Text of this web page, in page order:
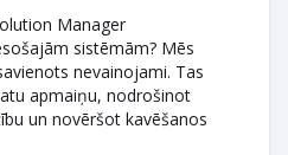
Manager
sistēmām? Mēs
nevainojami. Tas
apmaiņu, nodrošinot
un novēršot kavēšanos